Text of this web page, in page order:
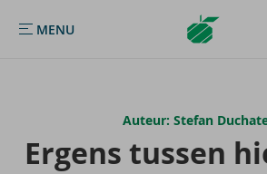
MENU
MENU
Argenta
Homepage
Auteur: Stefan
Er­gens tus­sen